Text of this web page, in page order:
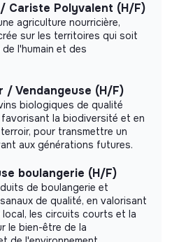
Cariste Polyvalent (H/F)
agriculture nourricière,
sur les territoires qui soit
l'humain et des
/ Vendangeuse (H/F)
biologiques de qualité
favorisant la biodiversité et en
pour transmettre un
aux générations futures.
boulangerie (H/F)
de boulangerie et
de qualité, en valorisant
local, les circuits courts et la
le bien-être de la